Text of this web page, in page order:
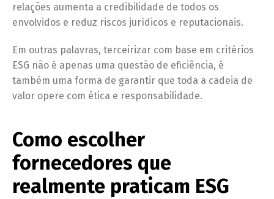
relações aumenta a credibilidade de todos os
envolvidos e reduz riscos jurídicos e reputacionais.
Em outras palavras, terceirizar com base em critérios
ESG não é apenas uma questão de eficiência, é
também uma forma de garantir que toda a cadeia de
valor opere com ética e responsabilidade.
Como escolher
fornecedores que
realmente praticam ESG